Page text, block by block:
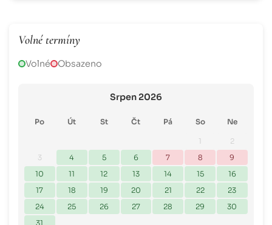
Volné termíny
Volné Obsazeno
Srpen 2026
Po Út St Čt Pá So Ne
1
2
3
4 5 6 7 8
9
10
11 12 13 14 15
16
17
18 19 20 21 22
23
24
25 26 27 28 29
30
31